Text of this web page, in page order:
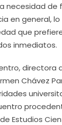
necesidad de
en general,
que
inmediatos.
directora
Chávez
Estudios